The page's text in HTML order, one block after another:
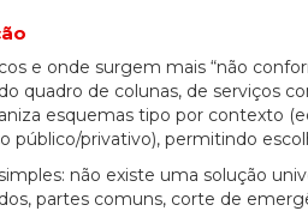
e onde surgem mais “não
quadro de colunas, de serviços
esquemas tipo por contexto
público/privativo), permitindo
não existe uma solução
partes comuns, corte de